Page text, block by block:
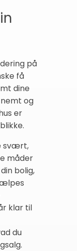
på
få
dine
og
er
svært,
måder
bolig,
klar til
du